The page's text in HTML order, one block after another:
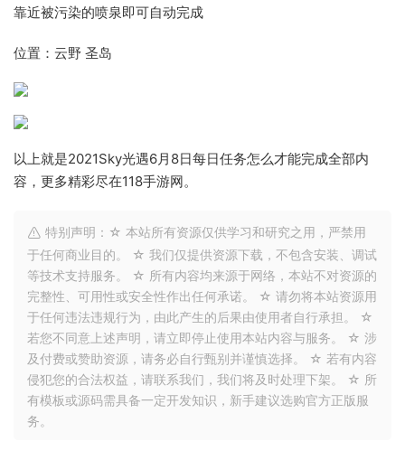
靠近被污染的喷泉即可自动完成
位置：云野 圣岛
以上就是2021Sky光遇6月8日每日任务怎么才能完成全部内
容，更多精彩尽在118手游网。
特别声明：☆ 本站所有资源仅供学习和研究之用，严禁用
于任何商业目的。 ☆ 我们仅提供资源下载，不包含安装、调试
等技术支持服务。 ☆ 所有内容均来源于网络，本站不对资源的
完整性、可用性或安全性作出任何承诺。 ☆ 请勿将本站资源用
于任何违法违规行为，由此产生的后果由使用者自行承担。 ☆
若您不同意上述声明，请立即停止使用本站内容与服务。 ☆ 涉
及付费或赞助资源，请务必自行甄别并谨慎选择。 ☆ 若有内容
侵犯您的合法权益，请联系我们，我们将及时处理下架。 ☆ 所
有模板或源码需具备一定开发知识，新手建议选购官方正版服
务。